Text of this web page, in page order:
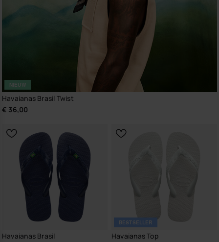
NIEUW
Havaianas Brasil Twist
€ 36,00
Havaianas Brasil
BESTSELLER
Havaianas Top